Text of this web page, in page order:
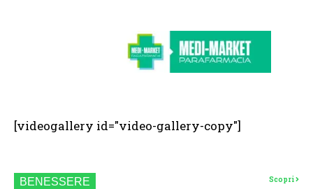
[videogallery id="video-gallery-copy"]
BENESSERE Scopri